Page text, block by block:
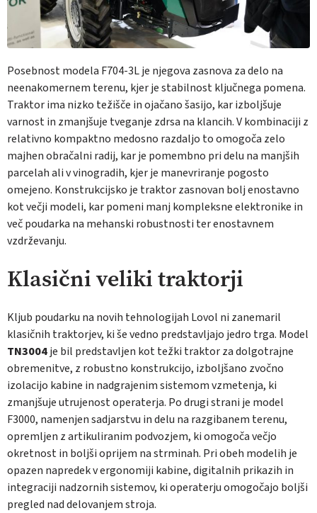
Posebnost modela F704-3L je njegova zasnova za delo na
neenakomernem terenu, kjer je stabilnost ključnega pomena.
Traktor ima nizko težišče in ojačano šasijo, kar izboljšuje
varnost in zmanjšuje tveganje zdrsa na klancih. V kombinaciji z
relativno kompaktno medosno razdaljo to omogoča zelo
majhen obračalni radij, kar je pomembno pri delu na manjših
parcelah ali v vinogradih, kjer je manevriranje pogosto
omejeno. Konstrukcijsko je traktor zasnovan bolj enostavno
kot večji modeli, kar pomeni manj kompleksne elektronike in
več poudarka na mehanski robustnosti ter enostavnem
vzdrževanju.
Klasični veliki traktorji
Kljub poudarku na novih tehnologijah Lovol ni zanemaril
klasičnih traktorjev, ki še vedno predstavljajo jedro trga. Model
TN3004je bil predstavljen kot težki traktor za dolgotrajne
obremenitve, z robustno konstrukcijo, izboljšano zvočno
izolacijo kabine in nadgrajenim sistemom vzmetenja, ki
zmanjšuje utrujenost operaterja. Po drugi strani je model
F3000, namenjen sadjarstvu in delu na razgibanem terenu,
opremljen z artikuliranim podvozjem, ki omogoča večjo
okretnost in boljši oprijem na strminah. Pri obeh modelih je
opazen napredek v ergonomiji kabine, digitalnih prikazih in
integraciji nadzornih sistemov, ki operaterju omogočajo boljši
pregled nad delovanjem stroja.